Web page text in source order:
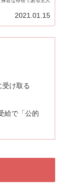
2021.01.15
け取る
給で「公的